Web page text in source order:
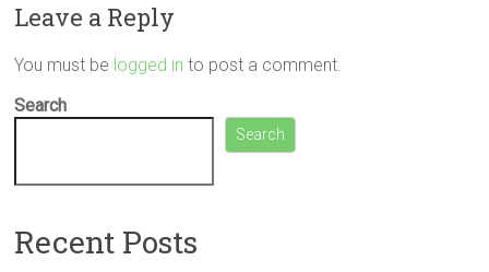
Leave a Reply
You must be logged in to post a comment.
Search
Search
Recent Posts